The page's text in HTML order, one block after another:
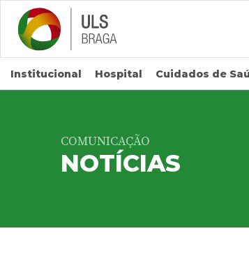
Saltar para conteúdo principal
Institucional Hospital Cuidados de
COMUNICAÇÃO
NOTÍCIAS